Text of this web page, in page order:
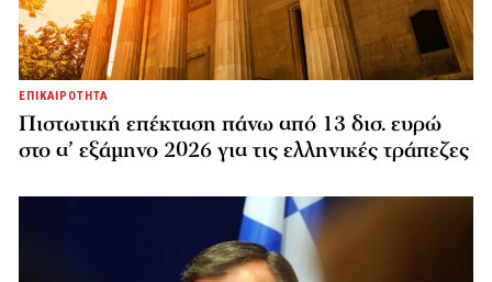
ΕΠΙΚΑΙΡΟΤΗΤΑ
Πιστωτική επέκταση πάνω από 13 δισ. ευρώ
στο α’ εξάμηνο 2026 για τις ελληνικές τράπεζες